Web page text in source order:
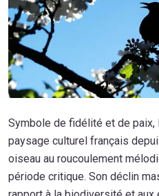
Symbole de fidélité et de
paysage culturel français
oiseau au roucoulement
période critique. Son déclin